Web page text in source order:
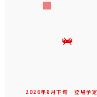
2026年8 月下旬 登場予定